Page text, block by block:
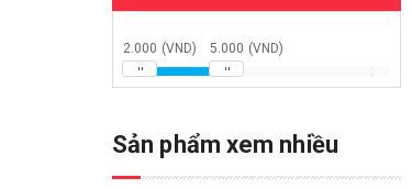
2.000 (VND) 5.000 (VND)
Sản phẩm xem nhiều